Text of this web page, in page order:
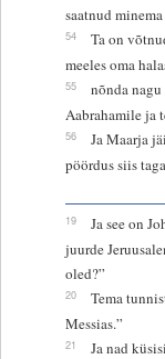
saatnud
54
Ta on
meeles oma
55
nõnda
Aabrahamile ja
56
Ja Maarja
pöördus siis
19
Ja see on
juurde
oled?”
20
Tema
Messias.”
21
Ja nad